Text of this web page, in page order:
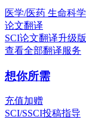
医学/医药 生命科学
论文翻译
SCI论文翻译升级版
查看全部翻译服务
想你所需
充值加赠
SCI/SSCI投稿指导